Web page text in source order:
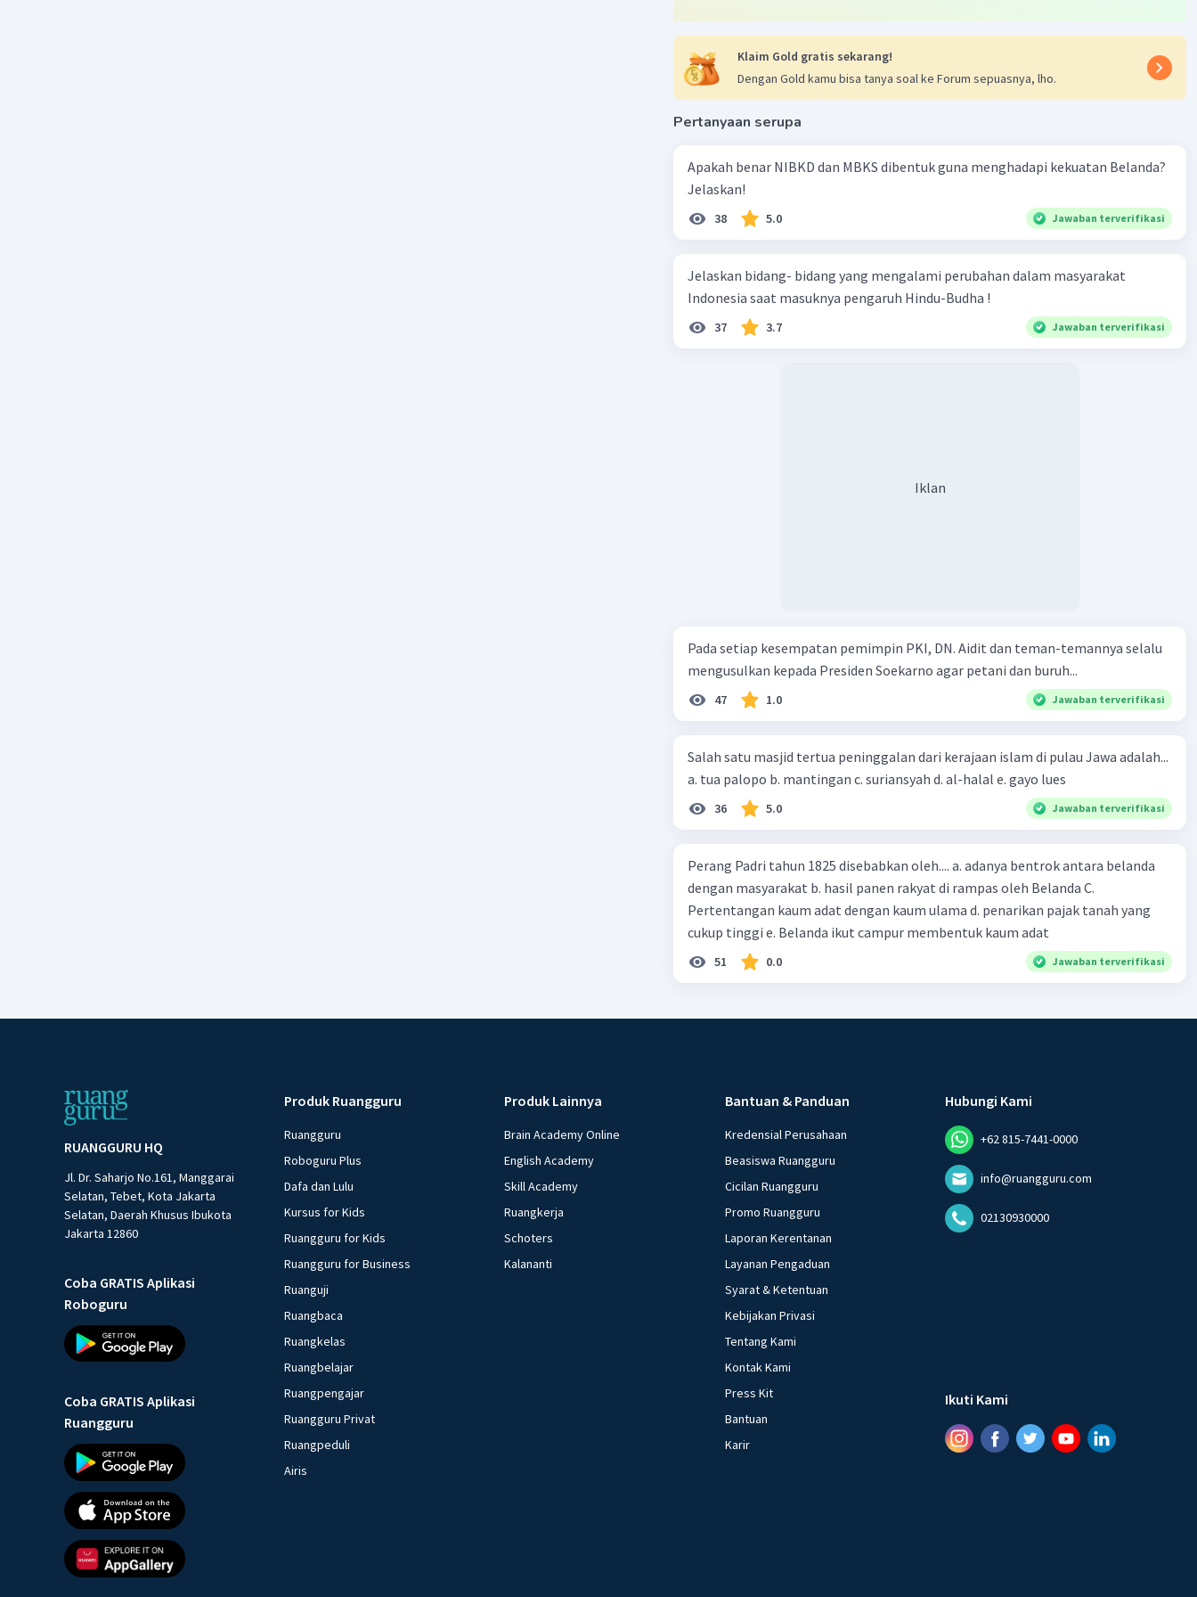
Klaim Gold gratis sekarang!
Dengan Gold kamu bisa tanya soal ke Forum sepuasnya, lho.
Pertanyaan serupa
Apakah benar NIBKD dan MBKS dibentuk guna menghadapi kekuatan Belanda?
Jelaskan!
38 5.0 Jawaban terverifikasi
Jelaskan bidang- bidang yang mengalami perubahan dalam masyarakat
Indonesia saat masuknya pengaruh Hindu-Budha !
37 3.7 Jawaban terverifikasi
Iklan
Pada setiap kesempatan pemimpin PKI, DN. Aidit dan teman-temannya selalu
mengusulkan kepada Presiden Soekarno agar petani dan buruh...
47 1.0 Jawaban terverifikasi
Salah satu masjid tertua peninggalan dari kerajaan islam di pulau Jawa adalah...
a. tua palopo b. mantingan c. suriansyah d. al-halal e. gayo lues
36 5.0 Jawaban terverifikasi
Perang Padri tahun 1825 disebabkan oleh.... a. adanya bentrok antara belanda
dengan masyarakat b. hasil panen rakyat di rampas oleh Belanda C.
Pertentangan kaum adat dengan kaum ulama d. penarikan pajak tanah yang
cukup tinggi e. Belanda ikut campur membentuk kaum adat
51 0.0 Jawaban terverifikasi
RUANGGURU HQ
Jl. Dr. Saharjo No.161, Manggarai
Selatan, Tebet, Kota Jakarta
Selatan, Daerah Khusus Ibukota
Jakarta 12860
Coba GRATIS Aplikasi
Roboguru
Coba GRATIS Aplikasi
Ruangguru
Produk Ruangguru
Ruangguru
Roboguru Plus
Dafa dan Lulu
Kursus for Kids
Ruangguru for Kids
Ruangguru for Business
Ruanguji
Ruangbaca
Ruangkelas
Ruangbelajar
Ruangpengajar
Ruangguru Privat
Ruangpeduli
Airis
Produk Lainnya
Brain Academy Online
English Academy
Skill Academy
Ruangkerja
Schoters
Kalananti
Bantuan & Panduan
Kredensial Perusahaan
Beasiswa Ruangguru
Cicilan Ruangguru
Promo Ruangguru
Laporan Kerentanan
Layanan Pengaduan
Syarat & Ketentuan
Kebijakan Privasi
Tentang Kami
Kontak Kami
Press Kit
Bantuan
Karir
Hubungi Kami
+62 815-7441-0000
info@ruangguru.com
02130930000
Ikuti Kami